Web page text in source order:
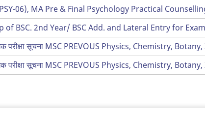
06), MA Pre & Final Psychology Practical
BSC. 2nd Year/ BSC Add. and Lateral Entry for
परीक्षा सूचना MSC PREVOUS Physics, Chemistry,
परीक्षा सूचना MSC PREVOUS Physics, Chemistry,